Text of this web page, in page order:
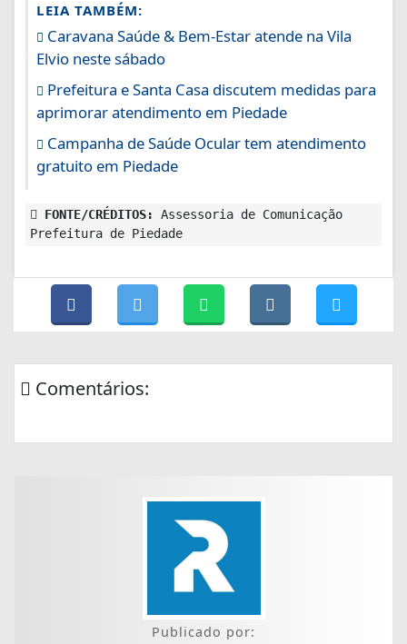
LEIA TAMBÉM:
Caravana Saúde & Bem-Estar atende na Vila
Elvio neste sábado
Prefeitura e Santa Casa discutem medidas para
aprimorar atendimento em Piedade
Campanha de Saúde Ocular tem atendimento
gratuito em Piedade
FONTE/CRÉDITOS:
Assessoria de Comunicação
Prefeitura de Piedade
Comentários:
Publicado por: